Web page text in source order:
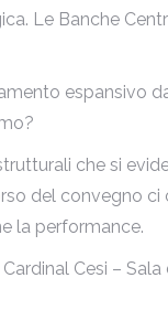
Le Banche
espansivo
che si
del convegno
la performance.
Cesi –